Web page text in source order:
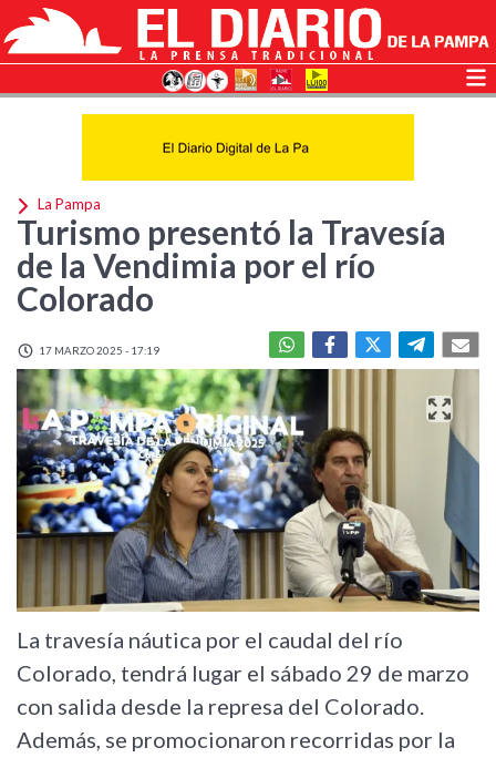
La Pampa
Turismo presentó la Travesía
de la Vendimia por el río
Colorado
17 MARZO 2025 - 17:19
La travesía náutica por el caudal del río
Colorado, tendrá lugar el sábado 29 de marzo
con salida desde la represa del Colorado.
Además, se promocionaron recorridas por la